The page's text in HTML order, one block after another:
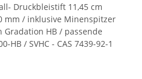
Druckbleistift 11,45 cm
mm / inklusive Minenspitzer
HB / passende
HB / SVHC - CAS 7439-92-1